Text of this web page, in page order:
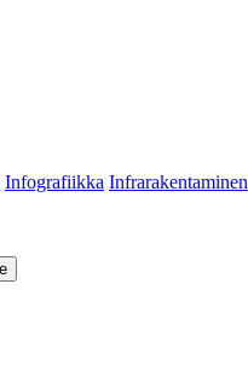
Infografiikka Infrarakentaminen